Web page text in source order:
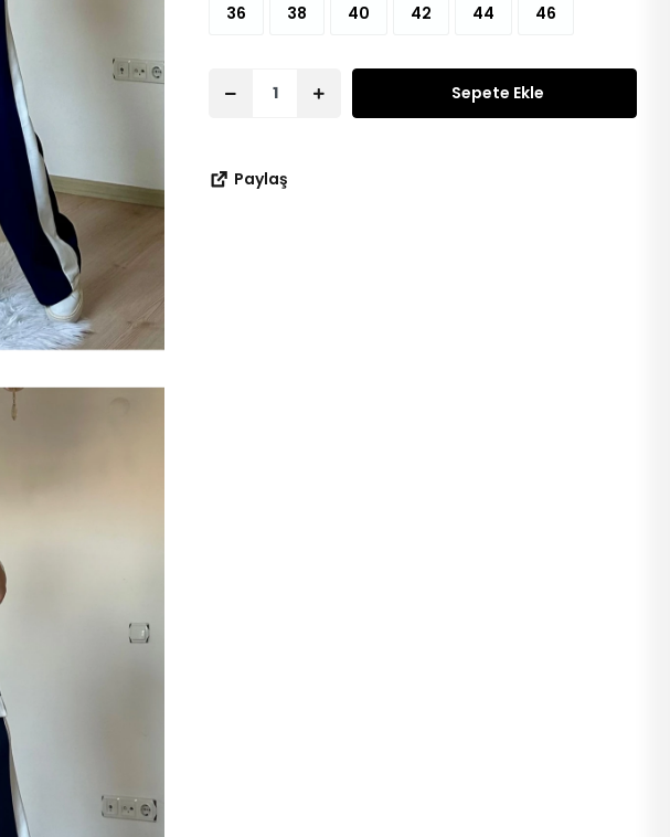
36 38 40 42 44 46
Sepete Ekle
Paylaş